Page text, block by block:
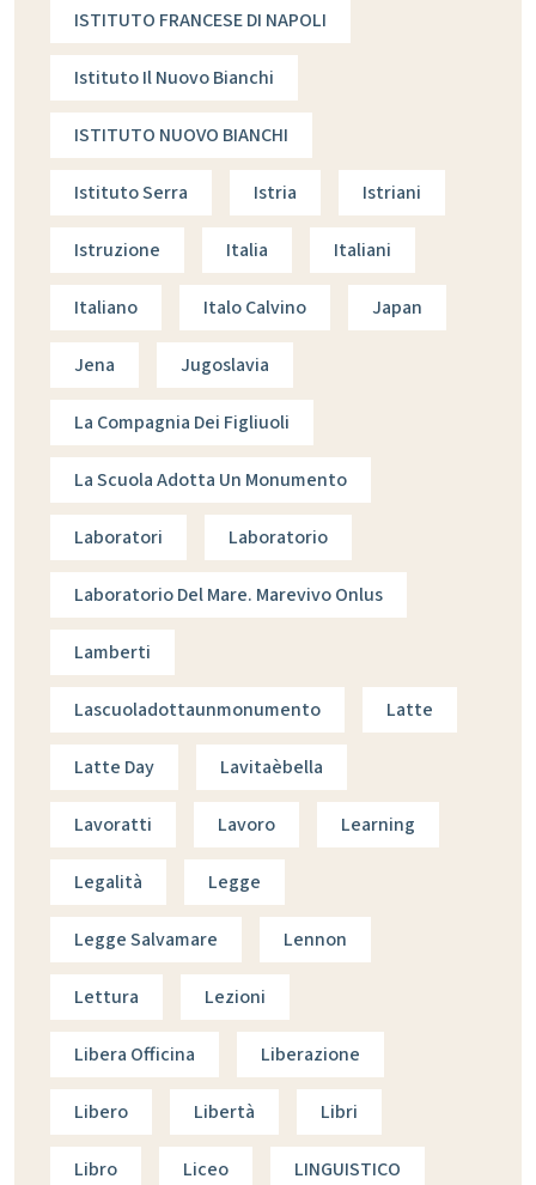
ISTITUTO FRANCESE DI NAPOLI
Istituto Il Nuovo Bianchi
ISTITUTO NUOVO BIANCHI
Istituto Serra Istria Istriani
Istruzione Italia Italiani
Italiano Italo Calvino Japan
Jena Jugoslavia
La Compagnia Dei Figliuoli
La Scuola Adotta Un Monumento
Laboratori Laboratorio
Laboratorio Del Mare. Marevivo Onlus
Lamberti
Lascuoladottaunmonumento Latte
Latte Day Lavitaèbella
Lavoratti Lavoro Learning
Legalità Legge
Legge Salvamare Lennon
Lettura Lezioni
Libera Officina Liberazione
Libero Libertà Libri
Libro Liceo LINGUISTICO